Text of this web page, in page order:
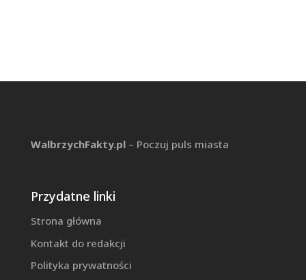
WalbrzychFakty.pl– Poczuj puls miasta
Przydatne linki
Strona główna
Kontakt do redakcji
Polityka prywatności